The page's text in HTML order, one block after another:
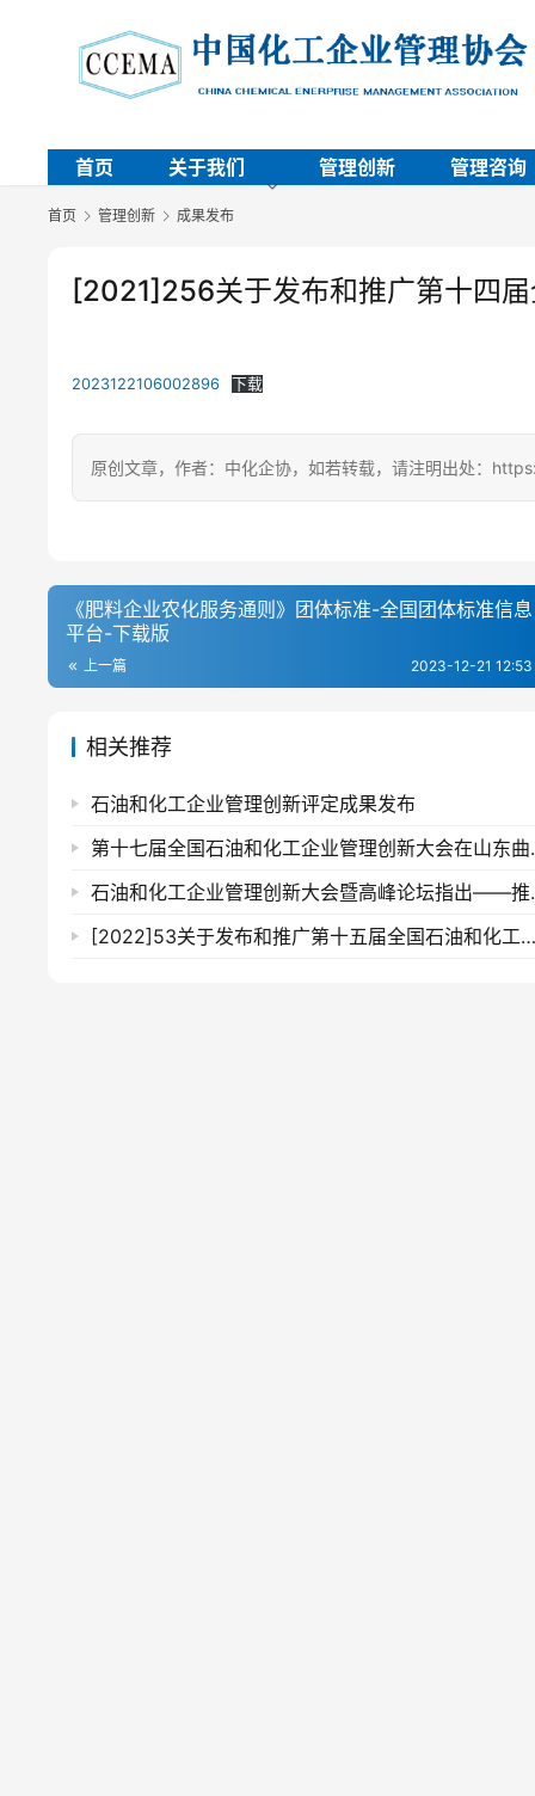
首页 关于我们 管理创新 管理咨询
首页 管理创新 成果发布
[2021]256关于发布和推广第十四
2023122106002896 下载
原创文章，作者：中化企协，如若转载，请注明出处：
《肥料企业农化服务通则》团体标准-全国团体标准信息
平台-下载版
上一篇 2023-12-21 12:53
相关推荐
石油和化工企业管理创新评定成果发布
第十七届
石油和化工
[2022]53关于发布和推广第十五届全国石油和化工企业管理创新成果的通知